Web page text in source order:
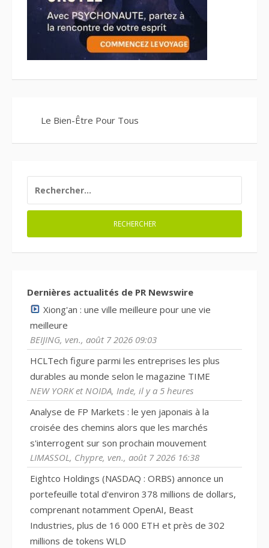
Le Bien-Être Pour Tous
Dernières actualités de PR Newswire
Xiong'an : une ville meilleure pour une vie
meilleure
BEIJING, ven., août 7 2026 09:03
HCLTech figure parmi les entreprises les plus
durables au monde selon le magazine TIME
NEW YORK et NOIDA, Inde, il y a 5 heures
Analyse de FP Markets : le yen japonais à la
croisée des chemins alors que les marchés
s'interrogent sur son prochain mouvement
LIMASSOL, Chypre, ven., août 7 2026 16:38
Eightco Holdings (NASDAQ : ORBS) annonce un
portefeuille total d'environ 378 millions de dollars,
comprenant notamment OpenAI, Beast
Industries, plus de 16 000 ETH et près de 302
millions de tokens WLD